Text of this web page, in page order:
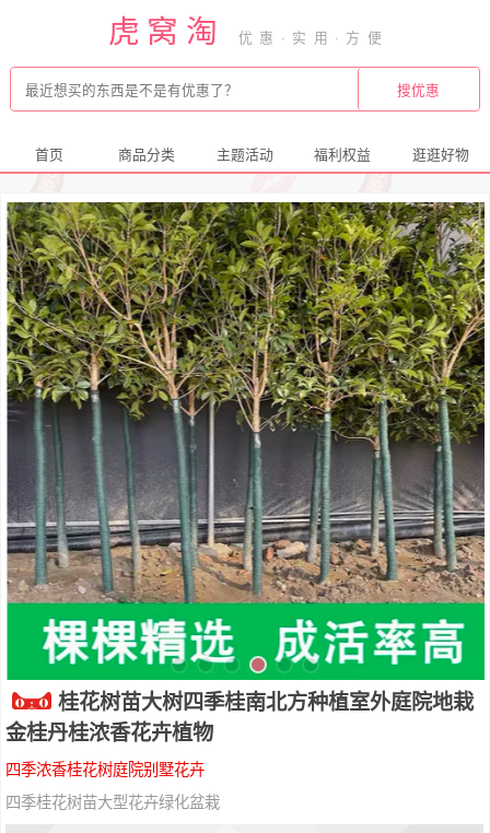
虎窝淘
首页 商品分类 主题活动 福利权益 逛逛好物
桂花树苗大树四季桂南北方种植室外庭院地栽
金桂丹桂浓香花卉植物
四季浓香桂花树庭院别墅花卉
四季桂花树苗大型花卉绿化盆栽